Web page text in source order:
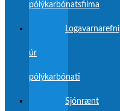
pólýkarbónatsfilma
Logavarnarefni
úr
pólýkarbónati
Sjónrænt